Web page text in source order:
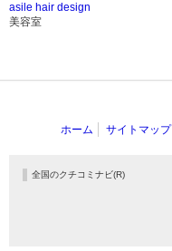
asile hair design
美容室
ホーム サイトマップ
全国のクチコミナビ(R)